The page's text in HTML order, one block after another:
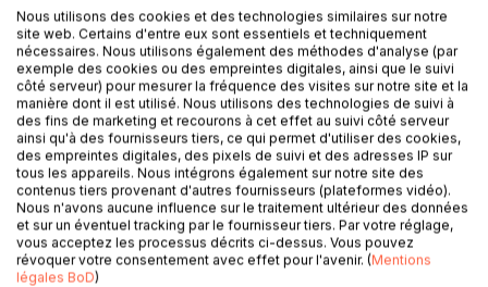
AJOUTER AU PANIER
Ajouter à ma liste d'envies
Laisser un avis
DESCRIPTION
Nous utilisons des cookies et des technologies similaires sur notre
site web. Certains d'entre eux sont essentiels et techniquement
nécessaires. Nous utilisons également des méthodes d'analyse (par
exemple des cookies ou des empreintes digitales, ainsi que le suivi
côté serveur) pour mesurer la fréquence des visites sur notre site et la
manière dont il est utilisé. Nous utilisons des technologies de suivi à
des fins de marketing et recourons à cet effet au suivi côté serveur
ainsi qu'à des fournisseurs tiers, ce qui permet d'utiliser des cookies,
des empreintes digitales, des pixels de suivi et des adresses IP sur
tous les appareils. Nous intégrons également sur notre site des
contenus tiers provenant d'autres fournisseurs (plateformes vidéo).
Nous n'avons aucune influence sur le traitement ultérieur des données
et sur un éventuel tracking par le fournisseur tiers. Par votre réglage,
vous acceptez les processus décrits ci-dessus. Vous pouvez
révoquer votre consentement avec effet pour l'avenir. (Mentions
légales BoD)